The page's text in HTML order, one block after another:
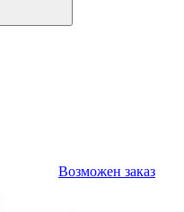
Возможен заказ